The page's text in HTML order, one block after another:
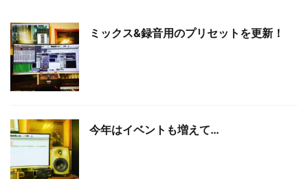
ミックス&録音用のプリセットを更新！
今年はイベントも増えて…